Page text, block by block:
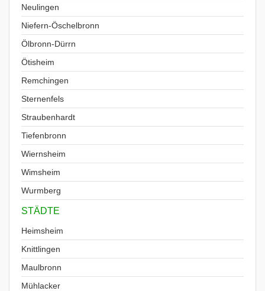
Neulingen
Niefern-Öschelbronn
Ölbronn-Dürrn
Ötisheim
Remchingen
Sternenfels
Straubenhardt
Tiefenbronn
Wiernsheim
Wimsheim
Wurmberg
STÄDTE
Heimsheim
Knittlingen
Maulbronn
Mühlacker